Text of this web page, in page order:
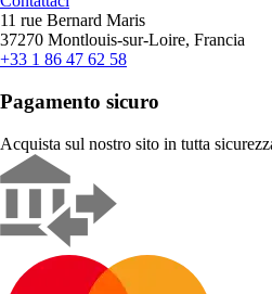
11 rue Bernard Maris
37270 Montlouis-sur-Loire, Francia
+33 1 86 47 62 58
Pagamento sicuro
Acquista sul nostro sito in tutta